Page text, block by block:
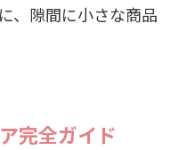
、隙間に小さな商品
完全ガイド